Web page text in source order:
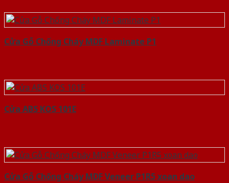
Cửa Gỗ Chống Cháy MDF Laminate P1
Cửa ABS KOS 101E
Cửa Gỗ Chống Cháy MDF Veneer P1R5 xoan dao